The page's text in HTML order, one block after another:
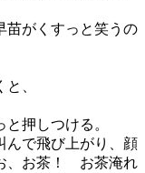
がくすっと笑うの
、
押しつける。
で飛び上がり、顔
、お茶！ お茶淹れ